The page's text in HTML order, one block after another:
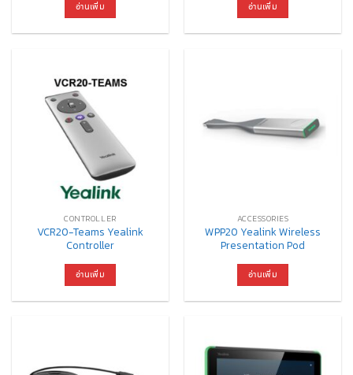
อ่านเพิ่ม อ่านเพิ่ม
CONTROLLER
VCR20-Teams Yealink
Controller
อ่านเพิ่ม
ACCESSORIES
WPP20 Yealink Wireless
Presentation Pod
อ่านเพิ่ม